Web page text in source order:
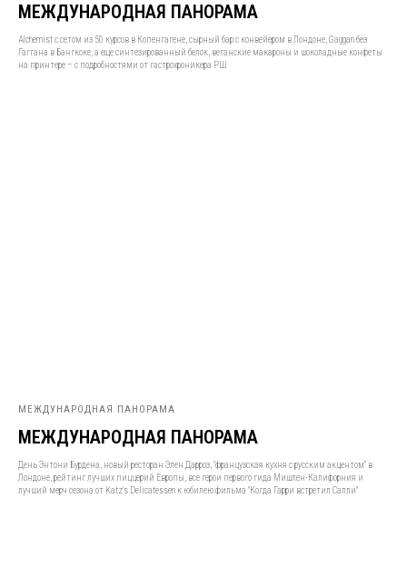
МЕЖДУНАРОДНАЯ ПАНОРАМА
Alchemist с сетом из 50 курсов в Копенгагене, сырный бар с конвейером в Лондоне, Gaggan без
Гаггана в Бангкоке, а еще синтезированный белок, веганские макароны и шоколадные конфеты
на принтере – с подробностями от гастрохроникера РШ
МЕЖДУНАРОДНАЯ ПАНОРАМА
МЕЖДУНАРОДНАЯ ПАНОРАМА
День Энтони Бурдена, новый ресторан Элен Дарроз, "французская кухня с русским акцентом" в
Лондоне, рейтинг лучших пиццерий Европы, все герои первого гида Мишлен-Калифорния и
лучший мерч сезона от Katz's Delicatessen к юбилею фильма "Когда Гарри встретил Салли"